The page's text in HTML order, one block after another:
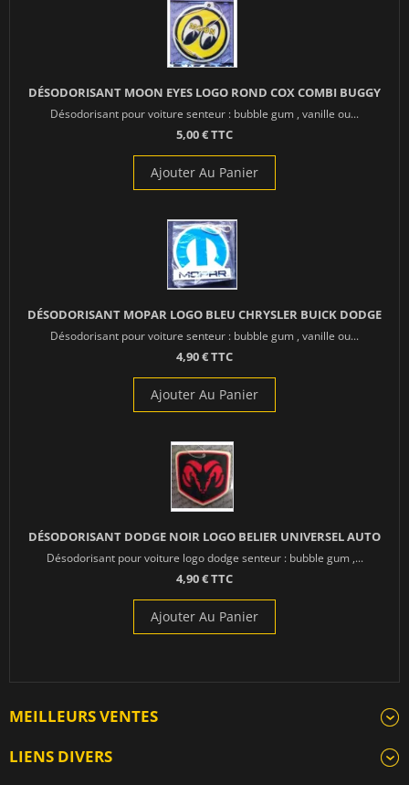
DÉSODORISANT MOON EYES LOGO ROND COX COMBI BUGGY
Désodorisant pour voiture senteur : bubble gum , vanille ou...
5,00 € TTC
Ajouter Au Panier
DÉSODORISANT MOPAR LOGO BLEU CHRYSLER BUICK DODGE
Désodorisant pour voiture senteur : bubble gum , vanille ou...
4,90 € TTC
Ajouter Au Panier
DÉSODORISANT DODGE NOIR LOGO BELIER UNIVERSEL AUTO
Désodorisant pour voiture logo dodge senteur : bubble gum ,...
4,90 € TTC
Ajouter Au Panier
MEILLEURS VENTES
LIENS DIVERS